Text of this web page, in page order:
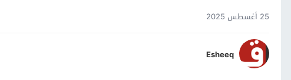
25 أغسطس 2025
Esheeq